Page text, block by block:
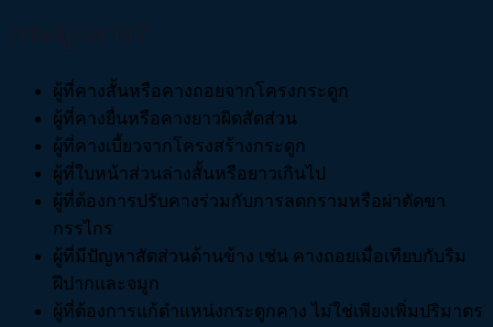
ผู้ที่คางสั้นหรือคางถอยจากโครงกระดูก
ผู้ที่คางยื่นหรือคางยาวผิดสัดส่วน
ผู้ที่คางเบี้ยวจากโครงสร้างกระดูก
ผู้ที่ใบหน้าส่วนล่างสั้นหรือยาวเกินไป
ผู้ที่ต้องการปรับคางร่วมกับการลดกรามหรือผ่าตัดขา
กรรไกร
ผู้ที่มีปัญหาสัดส่วนด้านข้าง เช่น คางถอยเมื่อเทียบกับริม
ฝีปากและจมูก
ผู้ที่ต้องการแก้ตำแหน่งกระดูกคาง ไม่ใช่เพียงเพิ่มปริมาตร